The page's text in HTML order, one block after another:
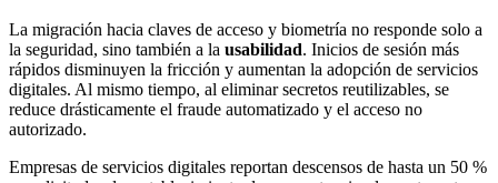
La migración hacia claves de acceso y biometría no responde solo a
la seguridad, sino también a la usabilidad. Inicios de sesión más
rápidos disminuyen la fricción y aumentan la adopción de servicios
digitales. Al mismo tiempo, al eliminar secretos reutilizables, se
reduce drásticamente el fraude automatizado y el acceso no
autorizado.
Empresas de servicios digitales reportan descensos de hasta un 50 %